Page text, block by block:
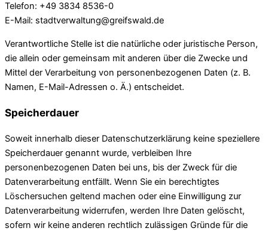
Telefon: +49 3834 8536-0
E-Mail: stadtverwaltung@greifswald.de
Verantwortliche Stelle ist die natürliche oder juristische Person,
die allein oder gemeinsam mit anderen über die Zwecke und
Mittel der Verarbeitung von personenbezogenen Daten (z. B.
Namen, E-Mail-Adressen o. Ä.) entscheidet.
Speicherdauer
Soweit innerhalb dieser Datenschutzerklärung keine speziellere
Speicherdauer genannt wurde, verbleiben Ihre
personenbezogenen Daten bei uns, bis der Zweck für die
Datenverarbeitung entfällt. Wenn Sie ein berechtigtes
Löschersuchen geltend machen oder eine Einwilligung zur
Datenverarbeitung widerrufen, werden Ihre Daten gelöscht,
sofern wir keine anderen rechtlich zulässigen Gründe für die